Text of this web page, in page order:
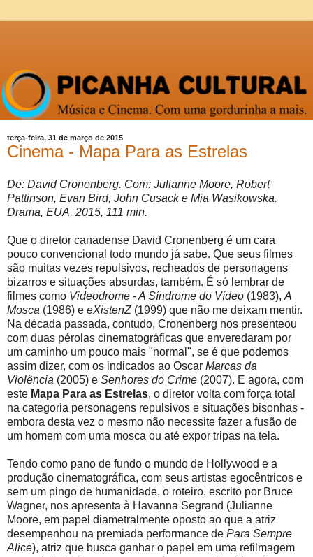
terça-feira, 31 de março de 2015
Cinema - Mapa Para as Estrelas
De: David Cronenberg. Com: Julianne Moore, Robert
Pattinson, Evan Bird, John Cusack e Mia Wasikowska.
Drama, EUA, 2015, 111 min.
Que o diretor canadense David Cronenberg é um cara
pouco convencional todo mundo já sabe. Que seus filmes
são muitas vezes repulsivos, recheados de personagens
bizarros e situações absurdas, também. É só lembrar de
filmes como Videodrome - A Síndrome do Vídeo (1983), A
Mosca (1986) e eXistenZ (1999) que não me deixam mentir.
Na década passada, contudo, Cronenberg nos presenteou
com duas pérolas cinematográficas que enveredaram por
um caminho um pouco mais "normal", se é que podemos
assim dizer, com os indicados ao Oscar Marcas da
Violência (2005) e Senhores do Crime (2007). E agora, com
este Mapa Para as Estrelas, o diretor volta com força total
na categoria personagens repulsivos e situações bisonhas -
embora desta vez o mesmo não necessite fazer a fusão de
um homem com uma mosca ou até expor tripas na tela.
Tendo como pano de fundo o mundo de Hollywood e a
produção cinematográfica, com seus artistas egocêntricos e
sem um pingo de humanidade, o roteiro, escrito por Bruce
Wagner, nos apresenta à Havanna Segrand (Julianne
Moore, em papel diametralmente oposto ao que a atriz
desempenhou na premiada performance de Para Sempre
Alice), atriz que busca ganhar o papel em uma refilmagem